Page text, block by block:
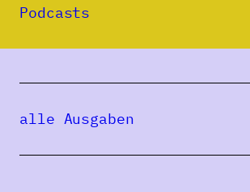
Podcasts
alle Ausgaben
Sitzungsprotokolle des
(fortan: EKR) aus der
Das LK ist die Regierung der